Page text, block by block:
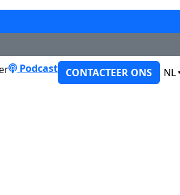
Podcast CONTACTEER ONS NL